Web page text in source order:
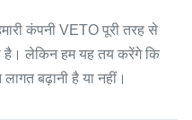
कंपनी VETO पूरी तरह से
है। लेकिन हम यह तय करेंगे कि
बढ़ानी है या नहीं।